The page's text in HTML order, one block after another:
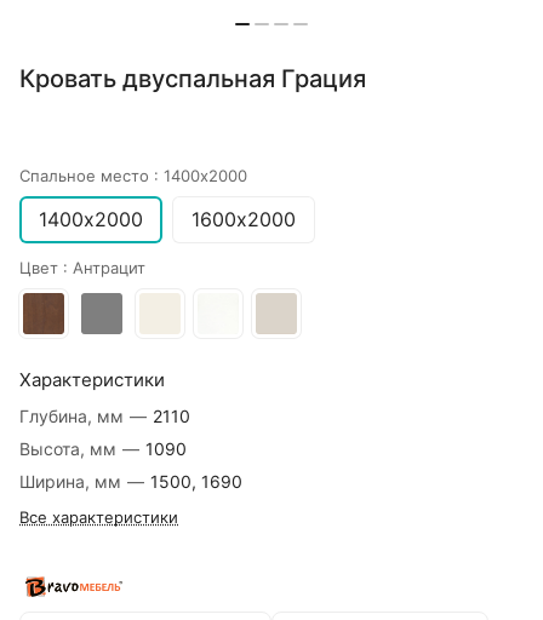
Кровать двуспальная Грация
Спальное место : 1400х2000
1400х2000 1600х2000
Цвет : Антрацит
Характеристики
Глубина, мм — 2110
Высота, мм — 1090
Ширина, мм — 1500, 1690
Все характеристики